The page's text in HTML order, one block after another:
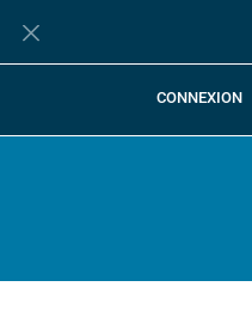
Fermer la barre de notification
CONNEXION